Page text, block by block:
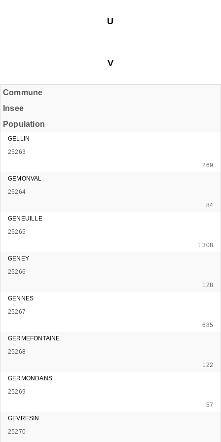
U
V
Commune
Insee
Population
GELLIN
25263
269
GEMONVAL
25264
84
GENEUILLE
25265
1 308
GENEY
25266
128
GENNES
25267
685
GERMEFONTAINE
25268
122
GERMONDANS
25269
57
GEVRESIN
25270